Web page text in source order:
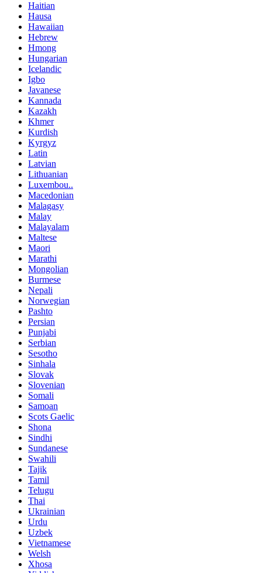
Haitian
Hausa
Hawaiian
Hebrew
Hmong
Hungarian
Icelandic
Igbo
Javanese
Kannada
Kazakh
Khmer
Kurdish
Kyrgyz
Latin
Latvian
Lithuanian
Luxembou..
Macedonian
Malagasy
Malay
Malayalam
Maltese
Maori
Marathi
Mongolian
Burmese
Nepali
Norwegian
Pashto
Persian
Punjabi
Serbian
Sesotho
Sinhala
Slovak
Slovenian
Somali
Samoan
Scots Gaelic
Shona
Sindhi
Sundanese
Swahili
Tajik
Tamil
Telugu
Thai
Ukrainian
Urdu
Uzbek
Vietnamese
Welsh
Xhosa